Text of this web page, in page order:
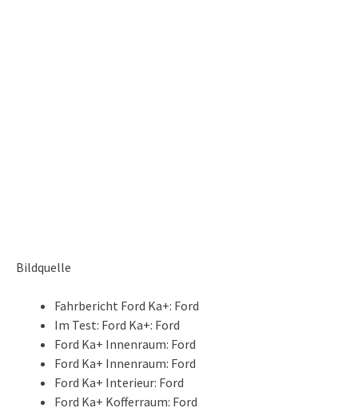
Bildquelle
Fahrbericht Ford Ka+: Ford
Im Test: Ford Ka+: Ford
Ford Ka+ Innenraum: Ford
Ford Ka+ Innenraum: Ford
Ford Ka+ Interieur: Ford
Ford Ka+ Kofferraum: Ford